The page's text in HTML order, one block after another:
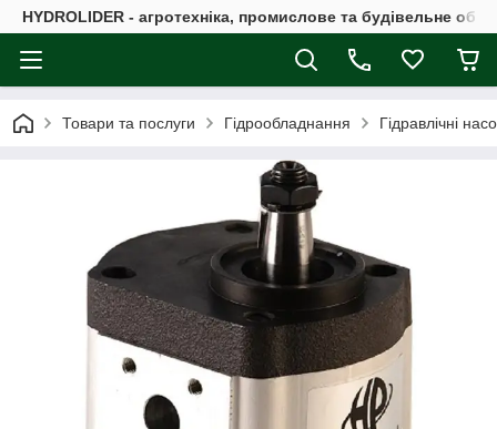
HYDROLIDER - агротехніка, промислове та будівельне
Товари та послуги Гідрообладнання Гідравлічні